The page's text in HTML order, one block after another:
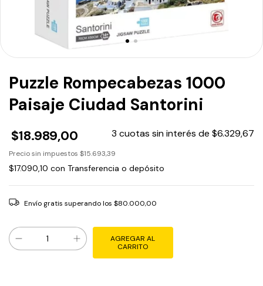
Puzzle Rompecabezas 1000
Paisaje Ciudad Santorini
$18.989,00 3 cuotas sin interés de $6.329,67
Precio sin impuestos $15.693,39
$17.090,10 con Transferencia o depósito
Envío gratis superando los $80.000,00